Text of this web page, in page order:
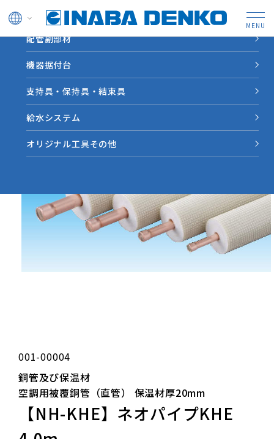
ドレン管
配管副部材
機器据付台
支持具・保持具・結束具
給水システム
オリジナル工具その他
HOME 製品情報 【NH-KHE】ネオパイプKHE 4.0m
001-00004
銅管及び保温材
空調用被覆銅管（直管） 保温材厚20mm
【NH-KHE】ネオパイプKHE